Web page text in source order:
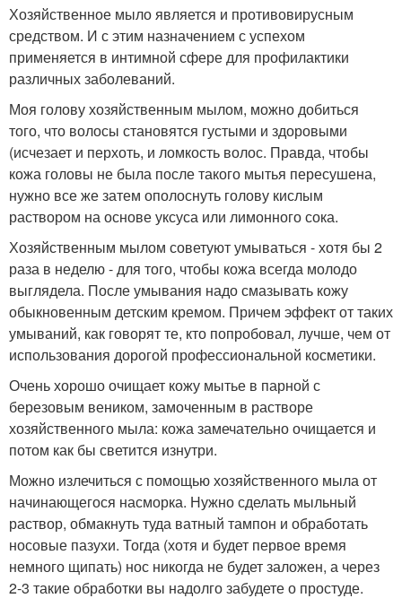
Хозяйственное мыло является и противовирусным
средством. И с этим назначением с успехом
применяется в интимной сфере для профилактики
различных заболеваний.
Моя голову хозяйственным мылом, можно добиться
того, что волосы становятся густыми и здоровыми
(исчезает и перхоть, и ломкость волос. Правда, чтобы
кожа головы не была после такого мытья пересушена,
нужно все же затем ополоснуть голову кислым
раствором на основе уксуса или лимонного сока.
Хозяйственным мылом советуют умываться - хотя бы 2
раза в неделю - для того, чтобы кожа всегда молодо
выглядела. После умывания надо смазывать кожу
обыкновенным детским кремом. Причем эффект от таких
умываний, как говорят те, кто попробовал, лучше, чем от
использования дорогой профессиональной косметики.
Очень хорошо очищает кожу мытье в парной с
березовым веником, замоченным в растворе
хозяйственного мыла: кожа замечательно очищается и
потом как бы светится изнутри.
Можно излечиться с помощью хозяйственного мыла от
начинающегося насморка. Нужно сделать мыльный
раствор, обмакнуть туда ватный тампон и обработать
носовые пазухи. Тогда (хотя и будет первое время
немного щипать) нос никогда не будет заложен, а через
2-3 такие обработки вы надолго забудете о простуде.